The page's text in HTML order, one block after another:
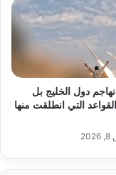
دول الخليج بل
التي انطلقت منها